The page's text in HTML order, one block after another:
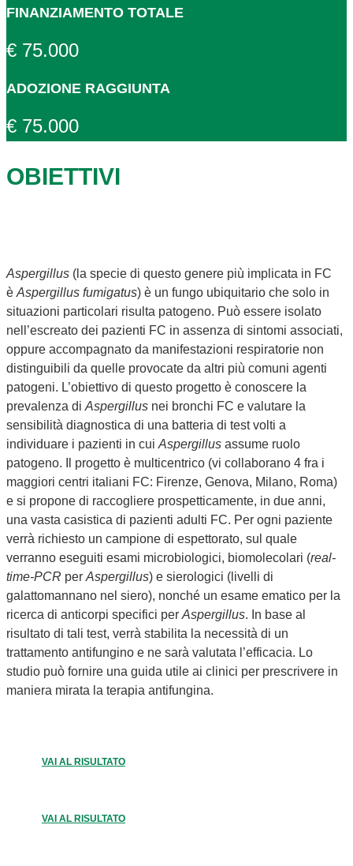
FINANZIAMENTO TOTALE
€ 75.000
ADOZIONE RAGGIUNTA
€ 75.000
OBIETTIVI
Aspergillus (la specie di questo genere più implicata in FC
è Aspergillus fumigatus) è un fungo ubiquitario che solo in
situazioni particolari risulta patogeno. Può essere isolato
nell’escreato dei pazienti FC in assenza di sintomi associati,
oppure accompagnato da manifestazioni respiratorie non
distinguibili da quelle provocate da altri più comuni agenti
patogeni. L’obiettivo di questo progetto è conoscere la
prevalenza di Aspergillus nei bronchi FC e valutare la
sensibilità diagnostica di una batteria di test volti a
individuare i pazienti in cui Aspergillus assume ruolo
patogeno. Il progetto è multicentrico (vi collaborano 4 fra i
maggiori centri italiani FC: Firenze, Genova, Milano, Roma)
e si propone di raccogliere prospetticamente, in due anni,
una vasta casistica di pazienti adulti FC. Per ogni paziente
verrà richiesto un campione di espettorato, sul quale
verranno eseguiti esami microbiologici, biomolecolari (real-
time-PCR per Aspergillus) e sierologici (livelli di
galattomannano nel siero), nonché un esame ematico per la
ricerca di anticorpi specifici per Aspergillus. In base al
risultato di tali test, verrà stabilita la necessità di un
trattamento antifungino e ne sarà valutata l’efficacia. Lo
studio può fornire una guida utile ai clinici per prescrivere in
maniera mirata la terapia antifungina.
VAI AL RISULTATO
VAI AL RISULTATO